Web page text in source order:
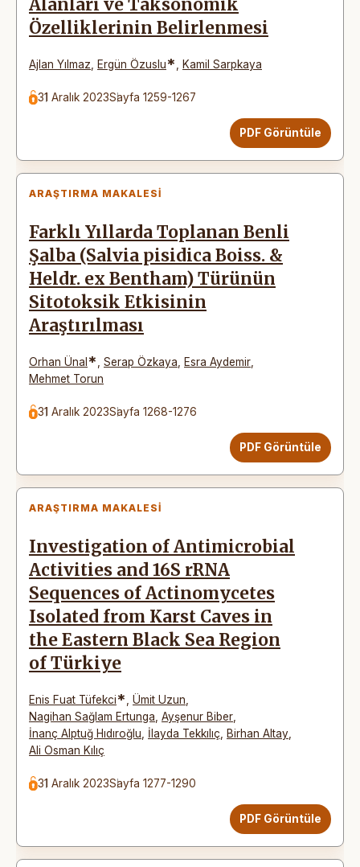
Alanları ve Taksonomik
Özelliklerinin Belirlenmesi
Ajlan Yılmaz Ergün Özuslu* Kamil Sarpkaya
31 Aralık 2023Sayfa 1259-1267
PDF Görüntüle
ARAŞTIRMA MAKALESI
Farklı Yıllarda Toplanan Benli
Şalba (Salvia pisidica Boiss. &
Heldr. ex Bentham) Türünün
Sitotoksik Etkisinin
Araştırılması
Orhan Ünal * Serap Özkaya Esra Aydemir
Mehmet Torun
31 Aralık 2023Sayfa 1268-1276
PDF Görüntüle
ARAŞTIRMA MAKALESI
Investigation of Antimicrobial
Activities and 16S rRNA
Sequences of Actinomycetes
Isolated from Karst Caves in
the Eastern Black Sea Region
of Türkiye
Enis Fuat Tüfekci* Ümit Uzun
Nagihan Sağlam Ertunga Ayşenur Biber
İnanç Alptuğ Hıdıroğlu
İlayda Tekkılıç Birhan Altay
Ali Osman Kılıç
31 Aralık 2023Sayfa 1277-1290
PDF Görüntüle